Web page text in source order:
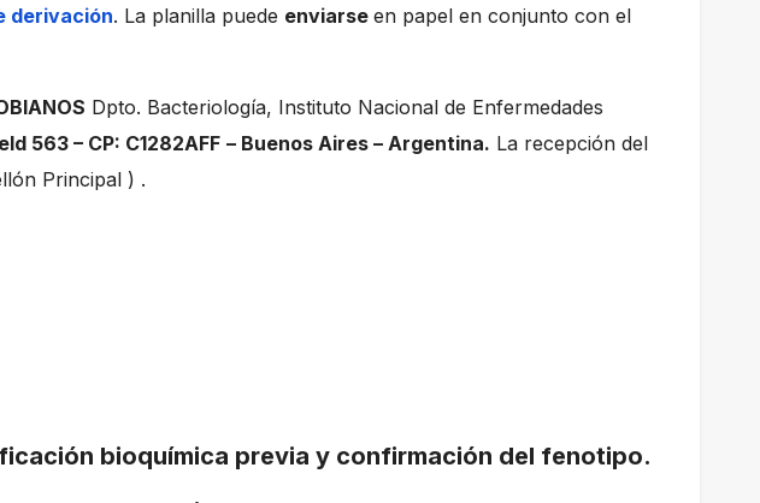
derivación. La planilla puede enviarse en papel en conjunto con el
Dpto. Bacteriología, Instituto Nacional de Enfermedades
563 – CP: C1282AFF – Buenos Aires – Argentina. La recepción del
Principal ) .
bioquímica previa y confirmación del fenotipo.